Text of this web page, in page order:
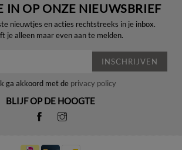
IN OP ONZE NIEUWSBRIEF
nieuwtjes en acties rechtstreeks in je inbox.
je alleen maar even aan te melden.
INSCHRIJVEN
ga akkoord met de privacy policy
BLIJF OP DE HOOGTE